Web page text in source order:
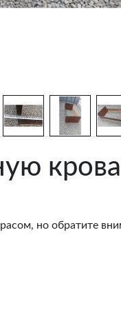
но обратите